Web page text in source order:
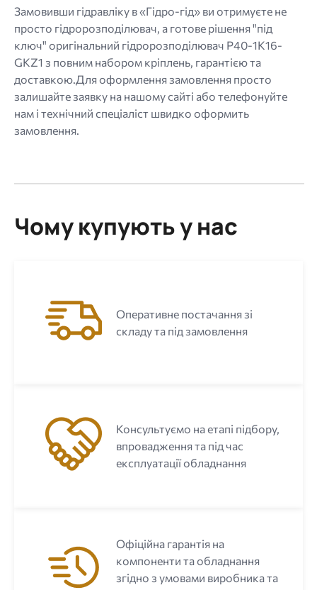
Замовивши гідравліку в «Гідро-гід» ви отримуєте не
просто гідророзподілювач, а готове рішення "під
ключ" оригінальний гідророзподілювач P40-1K16-
GKZ1 з повним набором кріплень, гарантією та
доставкою.Для оформлення замовлення просто
залишайте заявку на нашому сайті або телефонуйте
нам і технічний спеціаліст швидко оформить
замовлення.
Чому купують у нас
Оперативне постачання зі
складу та під замовлення
Консультуємо на етапі підбору,
впровадження та під час
експлуатації обладнання
Офіційна гарантія на
компоненти та обладнання
згідно з умовами виробника та